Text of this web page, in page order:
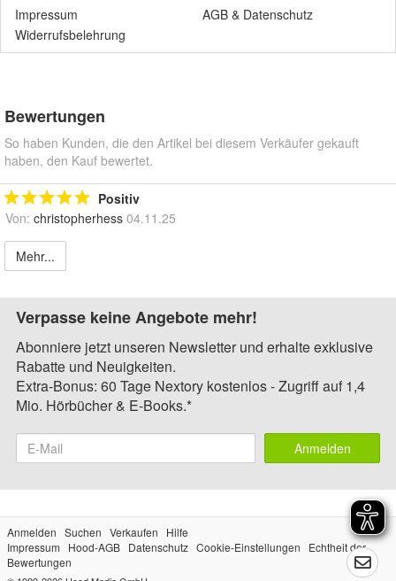
Impressum
AGB & Datenschutz
Widerrufsbelehrung
Bewertungen
So haben Kunden, die den Artikel bei diesem Verkäufer gekauft
haben, den Kauf bewertet.
Positiv
Von: christopherhess 04.11.25
Mehr...
Verpasse keine Angebote mehr!
Abonniere jetzt unseren Newsletter und erhalte exklusive
Rabatte und Neuigkeiten.
Extra-Bonus: 60 Tage Nextory kostenlos - Zugriff auf 1,4
Mio. Hörbücher & E-Books.*
Anmelden
Anmelden Suchen Verkaufen
Hilfe
Impressum
Hood-AGB Datenschutz Cookie-Einstellungen
Echtheit der
Bewertungen